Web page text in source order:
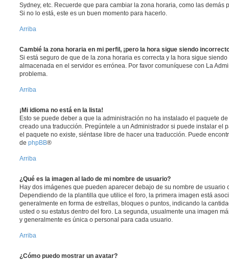
Sydney, etc. Recuerde que para cambiar la zona horaria, como las demás
Si no lo está, este es un buen momento para hacerlo.
Arriba
Cambié la zona horaria en mi perfil, ¡pero la hora sigue siendo
Si está seguro de que de la zona horaria es correcta y la hora sigue
almacenada en el servidor es errónea. Por favor comuníquese con La
problema.
Arriba
¡Mi idioma no está en la lista!
Esto se puede deber a que la administración no ha instalado el paquete
creado una traducción. Pregúntele a un Administrador si puede instalar el
el paquete no existe, siéntase libre de hacer una traducción. Puede
de phpBB®
Arriba
¿Qué es la imagen al lado de mi nombre de usuario?
Hay dos imágenes que pueden aparecer debajo de su nombre de usuario
Dependiendo de la plantilla que utilice el foro, la primera imagen está
generalmente en forma de estrellas, bloques o puntos, indicando la
usted o su estatus dentro del foro. La segunda, usualmente una imagen
y generalmente es única o personal para cada usuario.
Arriba
¿Cómo puedo mostrar un avatar?